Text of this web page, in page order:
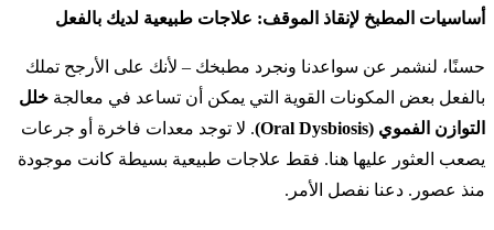
أساسيات المطبخ لإنقاذ الموقف: علاجات طبيعية لديك بالفعل
حسنًا، لنشمر عن سواعدنا ونجرد مطبخك – لأنك على الأرجح تملك
بالفعل بعض المكونات القوية التي يمكن أن تساعد في معالجة خلل
التوازن الفموي (Oral Dysbiosis)
. لا توجد معدات فاخرة أو جرعات
يصعب العثور عليها هنا. فقط علاجات طبيعية بسيطة كانت موجودة
منذ عصور. دعنا نفصل الأمر.